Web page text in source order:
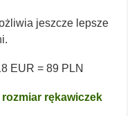
jeszcze lepsze
EUR = 89 PLN
rękawiczek